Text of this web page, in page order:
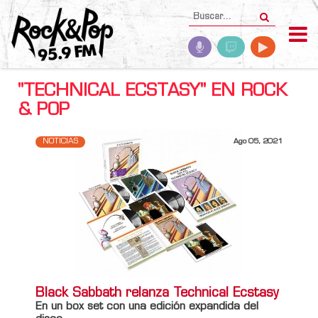
"TECHNICAL ECSTASY" EN ROCK
& POP
NOTICIAS Ago 05, 2021
Black Sabbath relanza Technical Ecstasy
En un box set con una edición expandida del